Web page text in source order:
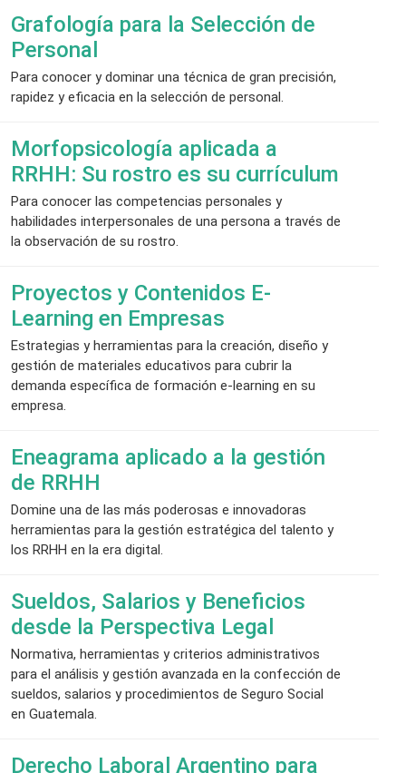
Grafología para la Selección de
Personal
Para conocer y dominar una técnica de gran precisión,
rapidez y eficacia en la selección de personal.
Morfopsicología aplicada a
RRHH: Su rostro es su currículum
Para conocer las competencias personales y
habilidades interpersonales de una persona a través de
la observación de su rostro.
Proyectos y Contenidos E-
Learning en Empresas
Estrategias y herramientas para la creación, diseño y
gestión de materiales educativos para cubrir la
demanda específica de formación e-learning en su
empresa.
Eneagrama aplicado a la gestión
de RRHH
Domine una de las más poderosas e innovadoras
herramientas para la gestión estratégica del talento y
los RRHH en la era digital.
Sueldos, Salarios y Beneficios
desde la Perspectiva Legal
Normativa, herramientas y criterios administrativos
para el análisis y gestión avanzada en la confección de
sueldos, salarios y procedimientos de Seguro Social
en Guatemala.
Derecho Laboral Argentino para